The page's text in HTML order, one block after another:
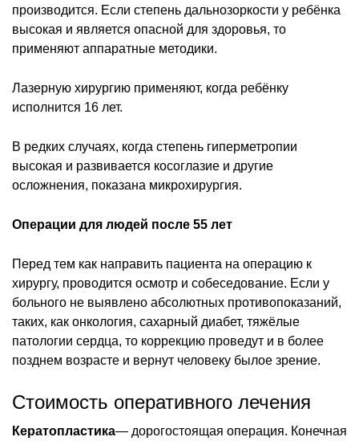
производится. Если степень дальнозоркости у ребёнка
высокая и является опасной для здоровья, то
применяют аппаратные методики.
Лазерную хирургию применяют, когда ребёнку
исполнится 16 лет.
В редких случаях, когда степень гиперметропии
высокая и развивается косоглазие и другие
осложнения, показана микрохирургия.
Операции для людей после 55 лет
Перед тем как направить пациента на операцию к
хирургу, проводится осмотр и собеседование. Если у
больного не выявлено абсолютных противопоказаний,
таких, как онкология, сахарный диабет, тяжёлые
патологии сердца, то коррекцию проведут и в более
позднем возрасте и вернут человеку былое зрение.
Стоимость оперативного лечения
Кератопластика— дорогостоящая операция. Конечная